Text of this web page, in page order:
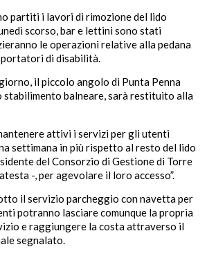
partiti i lavori di rimozione del lido
scorso, bar e lettini sono stati
le operazioni relative alla pedana
di disabilità.
il piccolo angolo di Punta Penna
stabilimento balneare, sarà restituito alla
attivi i servizi per gli utenti
settimana in più rispetto al resto del lido
del Consorzio di Gestione di Torre
-, per agevolare il loro accesso”.
il servizio parcheggio con navetta per
potranno lasciare comunque la propria
e raggiungere la costa attraverso il
segnalato.